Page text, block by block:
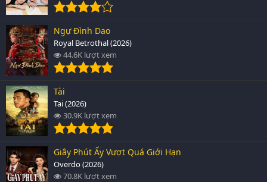
Ngự Đình Dao
Royal Betrothal (2026)
44.6K lượt xem
Tài
Tai (2026)
30.9K lượt xem
Giây Phút Ấy Vượt Quá Giới Hạn
Overdo (2026)
70.8K lượt xem